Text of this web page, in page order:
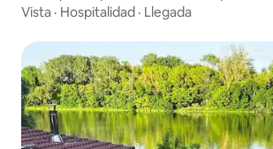
Vista · Hospitalidad · Llegada